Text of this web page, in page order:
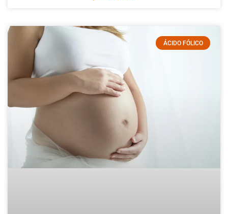
ÁCIDO FÓLICO